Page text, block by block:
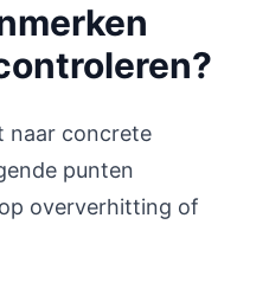
naar concrete
punten
oververhitting of